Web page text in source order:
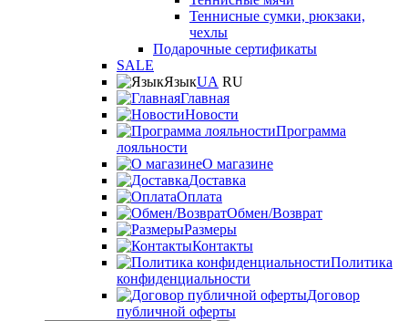
Теннисные сумки, рюкзаки,
чехлы
Подарочные сертификаты
SALE
ЯзыкUA RU
Главная
Новости
Программа
лояльности
О магазине
Доставка
Оплата
Обмен/Возврат
Размеры
Контакты
Политика
конфиденциальности
Договор
публичной оферты